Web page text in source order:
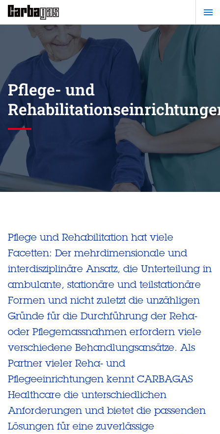
Zum
Hauptinhalt
springen
Pflege- und
Pflege und Rehabilitation hat viele
Facetten: Der mehrdimensionale und
interdisziplinäre Ansatz, die Unterteilung in
ambulante, stationäre und teilstationäre
Formen und nicht zuletzt die unzähligen
Gründe für die Durchführung der Reha-
oder Pflegemassnahmen erfordern viele
verschiedene Behandlungsansätze. Als
Partner vieler Reha- und
Pflegeeinrichtungen kennt CARBAGAS
Healthcare die unterschiedlichen
Anforderungen und bietet die passenden
Lösungen für eine zuverlässige